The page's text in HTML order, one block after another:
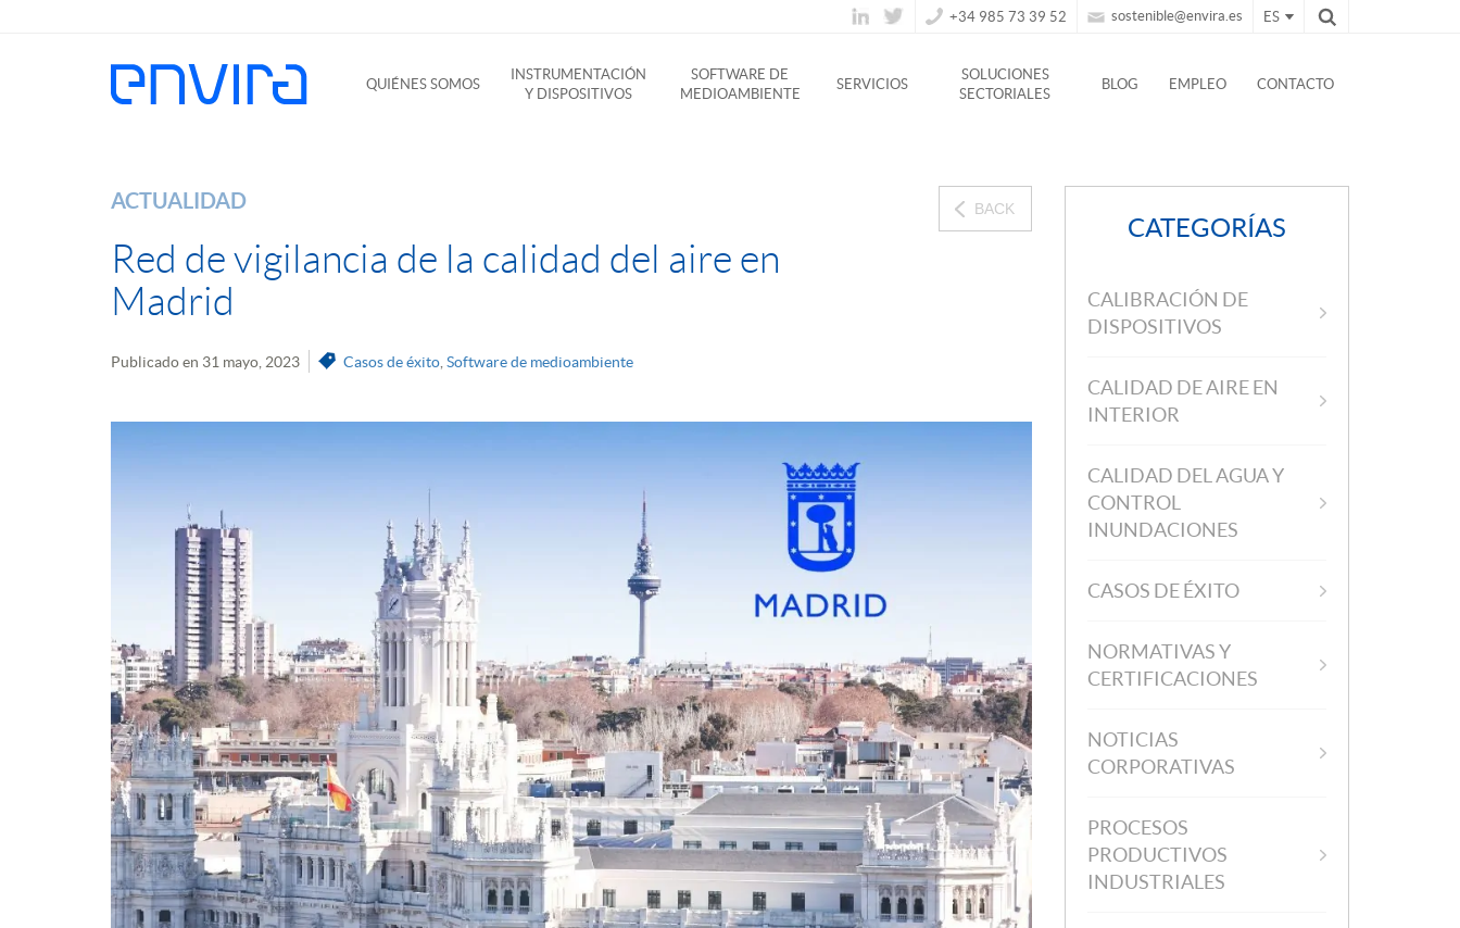
ES
sostenible@envira.es
+34 985 73 39 52
QUIÉNES SOMOS
INSTRUMENTACIÓN
Y DISPOSITIVOS
SOFTWARE DE
MEDIOAMBIENTE
SERVICIOS
SOLUCIONES
SECTORIALES
BLOG EMPLEO CONTACTO
ACTUALIDAD
Red de vigilancia de la calidad del aire en
Madrid
Publicado en 31 mayo, 2023 Casos de éxito Software de medioambiente
BACK
CATEGORÍAS
CALIBRACIÓN DE
DISPOSITIVOS
CALIDAD DE AIRE EN
INTERIOR
CALIDAD DEL AGUA Y
CONTROL
INUNDACIONES
CASOS DE ÉXITO
NORMATIVAS Y
CERTIFICACIONES
NOTICIAS
CORPORATIVAS
PROCESOS
PRODUCTIVOS
INDUSTRIALES